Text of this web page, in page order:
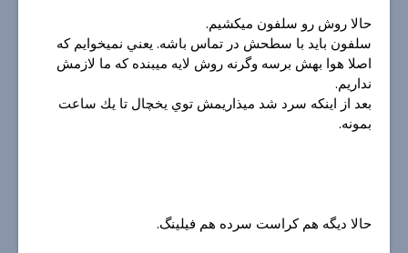
حالا روش رو سلفون ميكشيم.
سلفون بايد با سطحش در تماس باشه. يعني نميخوايم كه
اصلا هوا بهش برسه وگرنه روش لايه ميبنده كه ما لازمش
نداريم.
بعد از اينكه سرد شد ميذاريمش توي يخچال تا يك ساعت
بمونه.
حالا ديگه هم كراست سرده هم فيلينگ.